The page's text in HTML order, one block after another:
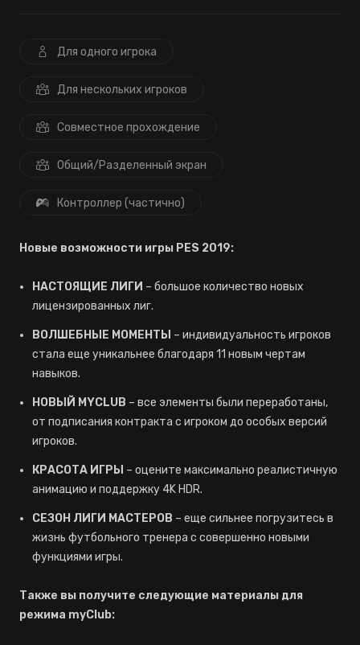
Для одного игрока
Для нескольких игроков
Совместное прохождение
Общий/Разделенный экран
Контроллер (частично)
Новые возможности игры PES 2019:
НАСТОЯЩИЕ ЛИГИ – большое количество новых
лицензированных лиг.
ВОЛШЕБНЫЕ МОМЕНТЫ – индивидуальность игроков
стала еще уникальнее благодаря 11 новым чертам
навыков.
НОВЫЙ MYCLUB – все элементы были переработаны,
от подписания контракта с игроком до особых версий
игроков.
КРАСОТА ИГРЫ – оцените максимально реалистичную
анимацию и поддержку 4K HDR.
СЕЗОН ЛИГИ МАСТЕРОВ – еще сильнее погрузитесь в
жизнь футбольного тренера с совершенно новыми
функциями игры.
Также вы получите следующие материалы для
режима myClub: